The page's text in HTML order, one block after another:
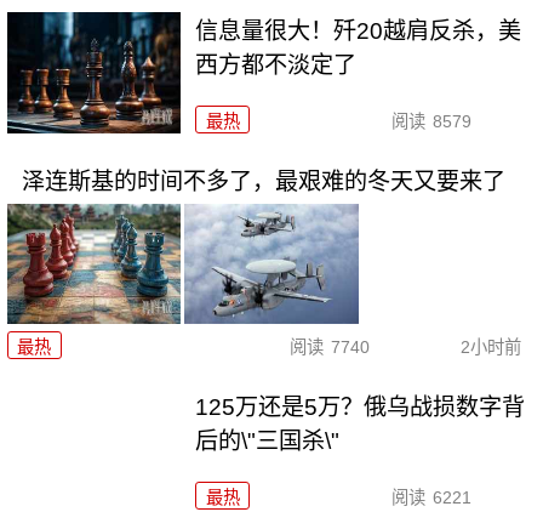
信息量很大！歼20越肩反杀，美
西方都不淡定了
最热 阅读 8579
泽连斯基的时间不多了，最艰难的冬天又要来了
最热 阅读 7740 2小时前
125万还是5万？俄乌战损数字背
后的\"三国杀\"
最热 阅读 6221